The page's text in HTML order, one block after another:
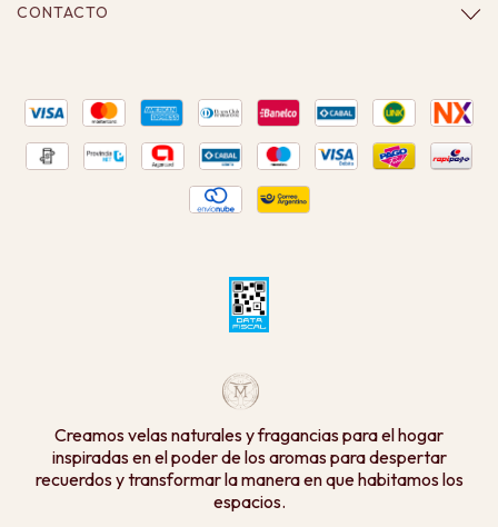
CONTACTO
Creamos velas naturales y fragancias para el hogar
inspiradas en el poder de los aromas para despertar
recuerdos y transformar la manera en que habitamos los
espacios.